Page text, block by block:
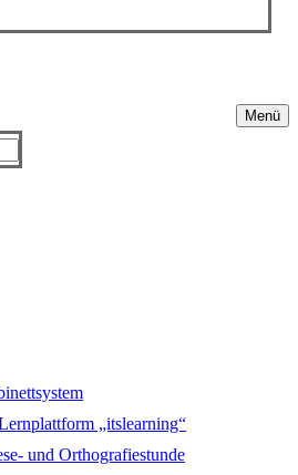
Menü
„itslearning“
und Orthografiestunde